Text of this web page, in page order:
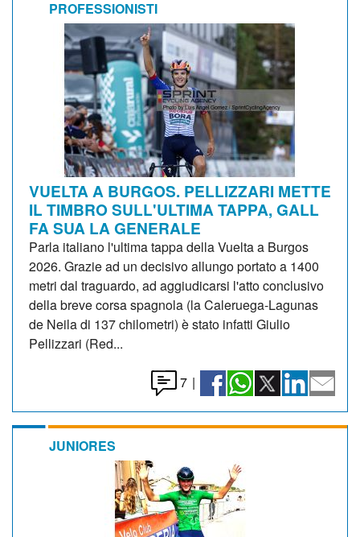
PROFESSIONISTI
VUELTA A BURGOS. PELLIZZARI METTE
IL TIMBRO SULL'ULTIMA TAPPA, GALL
FA SUA LA GENERALE
Parla italiano l'ultima tappa della Vuelta a Burgos
2026. Grazie ad un decisivo allungo portato a 1400
metri dal traguardo, ad aggiudicarsi l'atto conclusivo
della breve corsa spagnola (la Caleruega-Lagunas
de Neila di 137 chilometri) è stato infatti Giulio
Pellizzari (Red...
7 |
JUNIORES